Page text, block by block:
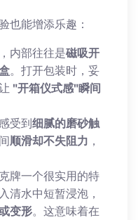
也能增添乐趣：
内部往往是磁吸开
。打开包装时，妥
"开箱仪式感"瞬间
受到细腻的磨砂触
顺滑却不失阻力 ，
牌一个很实用的特
清水中短暂浸泡，
变形。这意味着在